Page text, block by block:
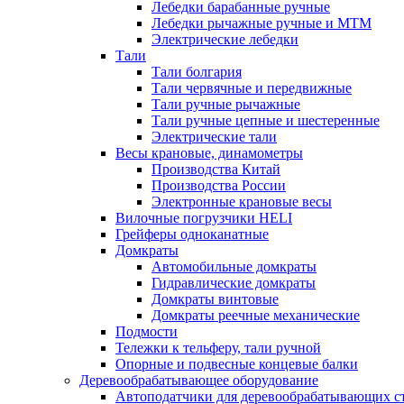
Лебедки барабанные ручные
Лебедки рычажные ручные и МТМ
Электрические лебедки
Тали
Тали болгария
Тали червячные и передвижные
Тали ручные рычажные
Тали ручные цепные и шестеренные
Электрические тали
Весы крановые, динамометры
Производства Китай
Производства России
Электронные крановые весы
Вилочные погрузчики HELI
Грейферы одноканатные
Домкраты
Автомобильные домкраты
Гидравлические домкраты
Домкраты винтовые
Домкраты реечные механические
Подмости
Тележки к тельферу, тали ручной
Опорные и подвесные концевые балки
Деревообрабатывающее оборудование
Автоподатчики для деревообрабатывающих